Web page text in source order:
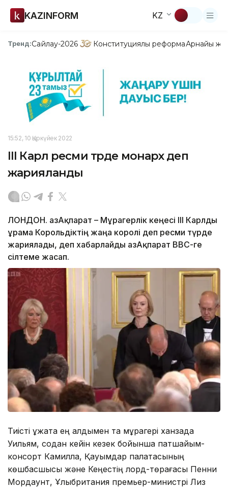
KAZINFORM KZ
Тренд:Сайлау-2026 Конституциялық реформаАрнайы
15:52, 10 Қыркүйек 2022
III Карл ресми түрде монарх деп
жарияланды
ЛОНДОН. ҚазАқпарат – Мұрагерлік кеңесі ІІІ Карлды
Құрама Корольдіктің жаңа королі деп ресми түрде
жариялады, деп хабарлайды ҚазАқпарат ВВС-ге
сілтеме жасап.
Тиісті құжатқа ең алдымен тақ мұрагері ханзада
Уильям, содан кейін кезек бойынша патшайым-
консорт Камилла, Қауымдар палатасының
көшбасшысы және Кеңестің лорд-төрағасы Пенни
Мордаунт, Ұлыбритания премьер-министрі Лиз